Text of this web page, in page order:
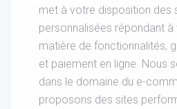
met à votre disposition des
personnalisées répondant
matière de fonctionnalités,
et paiement en ligne. Nous
dans le domaine du e-
proposons des sites